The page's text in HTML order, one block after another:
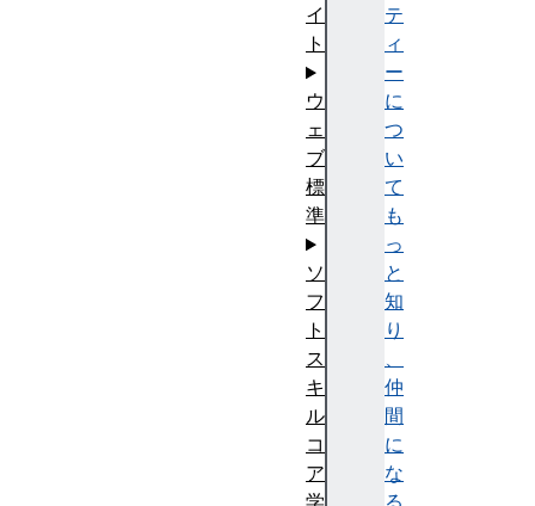
テ
ィ
ー
に
つ
い
て
も
っ
と
知
り
、
仲
間
に
な
イ
ト
ウ
ェ
ブ
標
準
ソ
フ
ト
ス
キ
ル
コ
ア